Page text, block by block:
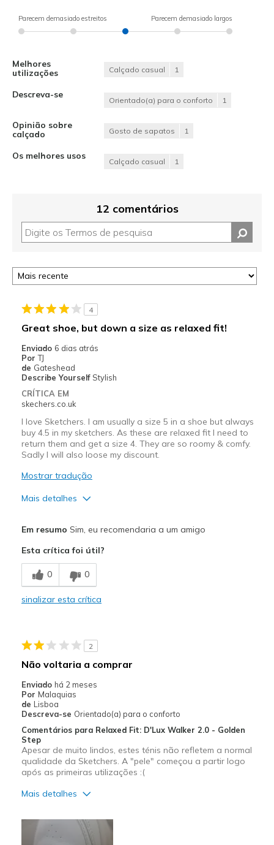
Parecem demasiado estreitos Parecem demasiado largos
Melhores
utilizações
Calçado casual 1
Descreva-se
Orientado(a) para o conforto 1
Opinião sobre
calçado
Gosto de sapatos 1
Os melhores usos
Calçado casual 1
12 comentários
4
Great shoe, but down a size as relaxed fit!
Enviado 6 dias atrás
Por TJ
de Gateshead
Describe Yourself Stylish
CRÍTICA EM
skechers.co.uk
I love Sketchers. I am usually a size 5 in a shoe but always
buy 4.5 in my sketchers. As these are relaxed fit I need to
return them and get a size 4. They are so roomy & comfy.
Sadly I will also loose my discount.
Mostrar tradução
Mais detalhes
Breathe Well
Comfortable
Melhores utilizações
Going Out
Sizing
Feels full size too big
View On Shoes
Shoes are for Wearing
Em resumo Sim, eu recomendaria a um amigo
Esta crítica foi útil?
0 0
sinalizar esta crítica
2
Não voltaria a comprar
Enviado há 2 meses
Por Malaquias
de Lisboa
Descreva-se Orientado(a) para o conforto
Comentários para Relaxed Fit: D'Lux Walker 2.0 - Golden
Step
Apesar de muito lindos, estes ténis não refletem a normal
qualidade da Sketchers. A "pele" começou a partir logo
após as primeiras utilizações :(
Mais detalhes
Apoio adequado para o pé